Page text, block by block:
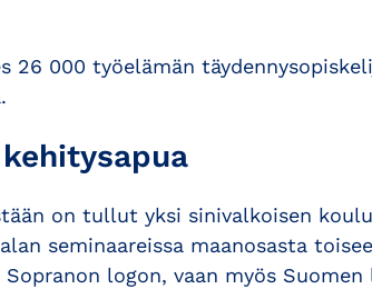
000 työelämän
on tullut yksi sinivalkoisen
seminaareissa maanosasta
logon, vaan myös